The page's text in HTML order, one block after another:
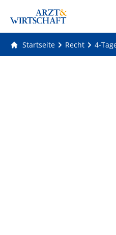
Startseite Recht 4-